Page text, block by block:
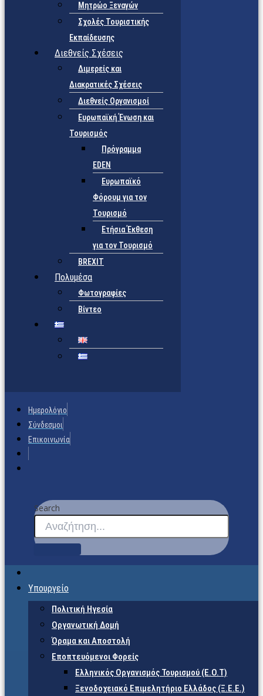
Μητρώο Ξεναγών
Σχολές Τουριστικής
Εκπαίδευσης
Διεθνείς Σχέσεις
Διμερείς και
Διακρατικές Σχέσεις
Διεθνείς Οργανισμοί
Ευρωπαϊκή Ένωση και
Τουρισμός
Πρόγραμμα
EDEN
Ευρωπαϊκό
Φόρουμ για τον
Τουρισμό
Ετήσια Έκθεση
για τον Τουρισμό
BREXIT
Πολυμέσα
Φωτογραφίες
Βίντεο
Ημερολόγιο
Σύνδεσμοι
Επικοινωνία
Search
Υπουργείο
Πολιτική Ηγεσία
Οργανωτική Δομή
Όραμα και Αποστολή
Εποπτευόμενοι Φορείς
Eλληνικός Οργανισμός Τουρισμού (Ε.Ο.Τ)
Ξενοδοχειακό Επιμελητήριο Ελλάδος (Ξ.Ε.Ε.)